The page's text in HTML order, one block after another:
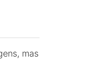
mas